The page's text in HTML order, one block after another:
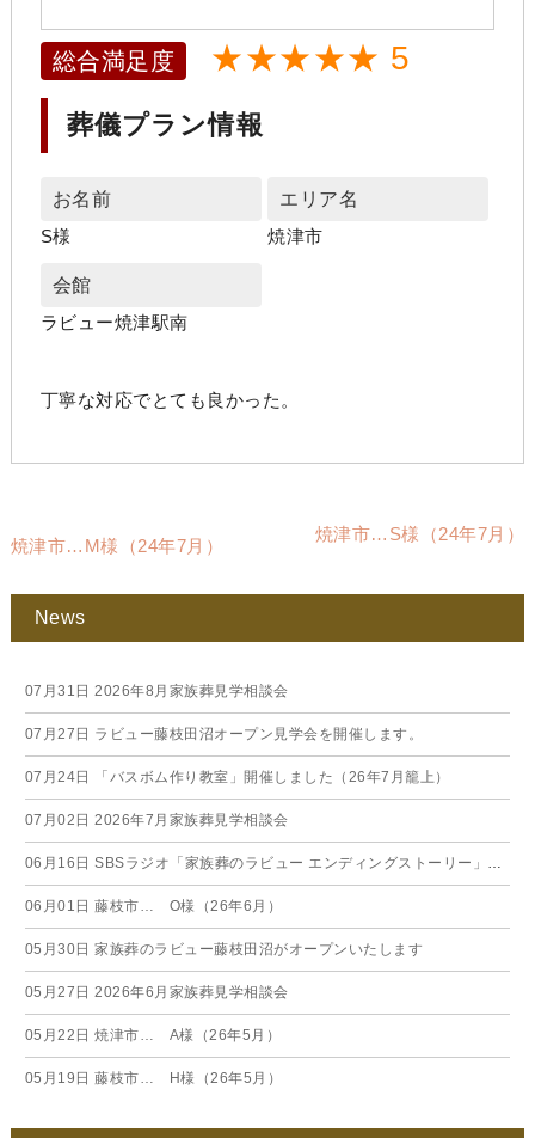
総合満足度 ★★★★★ 5
葬儀プラン情報
お名前
S様
エリア名
焼津市
会館
ラビュー焼津駅南
丁寧な対応でとても良かった。
焼津市…M様（24年7月）
焼津市…S様（24年7月）
News
07月31日 2026年8月家族葬見学相談会
07月27日 ラビュー藤枝田沼オープン見学会を開催します。
07月24日 「バスボム作り教室」開催しました（26年7月籠上）
07月02日 2026年7月家族葬見学相談会
06月16日 SBSラジオ「家族葬のラビュー エンディングストーリー」に弊社スタッフが出演いたしました（26年6月）
06月01日 藤枝市… O様（26年6月）
05月30日 家族葬のラビュー藤枝田沼がオープンいたします
05月27日 2026年6月家族葬見学相談会
05月22日 焼津市… A様（26年5月）
05月19日 藤枝市… H様（26年5月）